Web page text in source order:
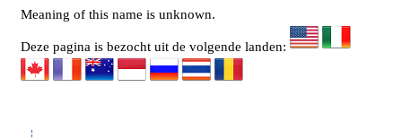
Meaning of this name is unknown.
Deze pagina is bezocht uit de volgende landen: